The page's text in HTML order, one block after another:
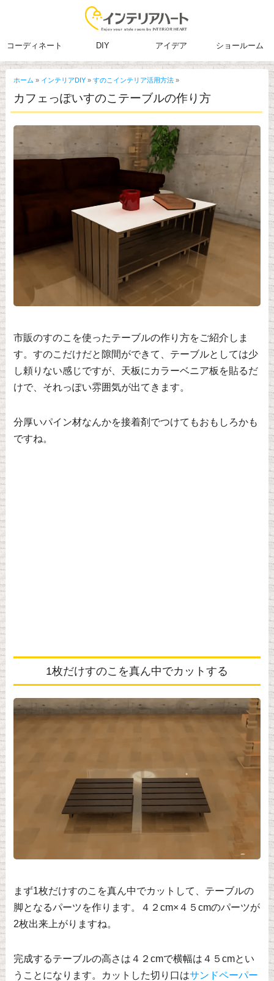
コーディネート DIY アイデア ショールーム
ホーム » インテリアDIY» すのこインテリア活用方法»
カフェっぽいすのこテーブルの作り方
市販のすのこを使ったテーブルの作り方をご紹介しま
す。すのこだけだと隙間ができて、テーブルとしては少
し頼りない感じですが、天板にカラーベニア板を貼るだ
けで、それっぽい雰囲気が出てきます。
分厚いパイン材なんかを接着剤でつけてもおもしろかも
ですね。
1枚だけすのこを真ん中でカットする
まず1枚だけすのこを真ん中でカットして、テーブルの
脚となるパーツを作ります。４２cm×４５cmのパーツが
2枚出来上がりますね。
完成するテーブルの高さは４２cmで横幅は４５cmとい
うことになります。カットした切り口はサンドペーパー